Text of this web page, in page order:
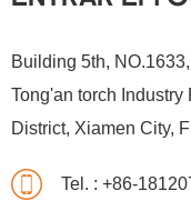
Building 5th,
Tong'an torch Industry
District, Xiamen City,
Tel. : +86-